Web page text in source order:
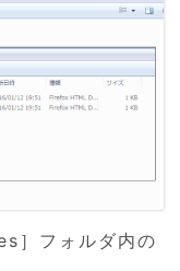
］フォルダ内の